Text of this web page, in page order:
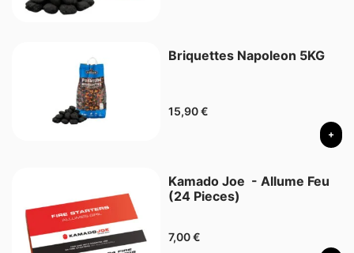
Briquettes Napoleon 5KG
15,90€
+
Kamado Joe - Allume Feu
(24 Pieces)
7,00€